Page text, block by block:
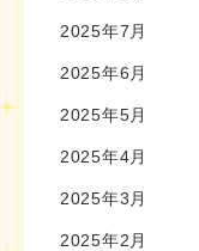
2025年7月
2025年6月
2025年5月
2025年4月
2025年3月
2025年2月